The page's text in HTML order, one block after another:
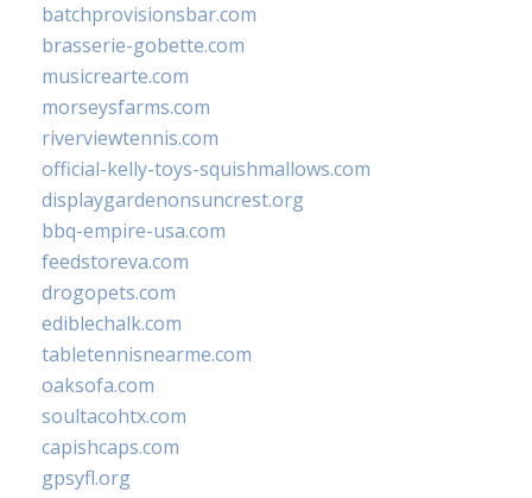
batchprovisionsbar.com
brasserie-gobette.com
musicrearte.com
morseysfarms.com
riverviewtennis.com
official-kelly-toys-squishmallows.com
displaygardenonsuncrest.org
bbq-empire-usa.com
feedstoreva.com
drogopets.com
ediblechalk.com
tabletennisnearme.com
oaksofa.com
soultacohtx.com
capishcaps.com
gpsyfl.org